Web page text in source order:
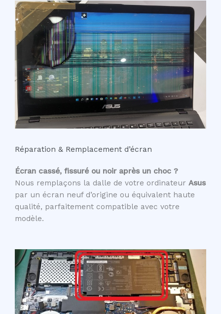
Réparation & Remplacement d’écran
Écran cassé, fissuré ou noir après un choc ?
Nous remplaçons la dalle de votre ordinateur Asus
par un écran neuf d’origine ou équivalent haute
qualité, parfaitement compatible avec votre
modèle.